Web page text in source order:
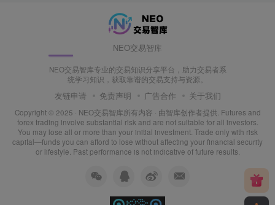
NEO交易智库
NEO交易智库专业的交易知识分享平台，助力交易者系
统学习知识，获取靠谱的交易支持与资源。
友链申请 免责声明 广告合作 关于我们
Copyright © 2025 · NEO交易智库所有内容 · 由智库创作者提供. Futures and
forex trading involve substantial risk and are not suitable for all investors.
You may lose all or more than your initial investment. Trade only with risk
capital—funds you can afford to lose without affecting your financial security
or lifestyle. Past performance is not indicative of future results.